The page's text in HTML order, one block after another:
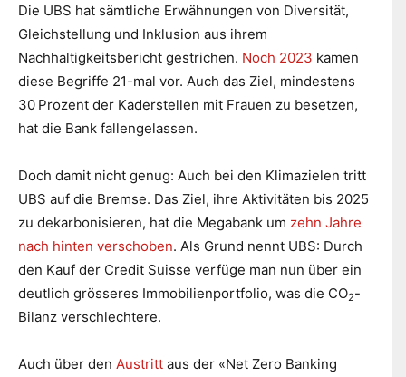
Die UBS hat sämtliche Erwähnungen von Diversität,
Gleichstellung und Inklusion aus ihrem
Nachhaltigkeitsbericht gestrichen. Noch 2023 kamen
diese Begriffe 21-mal vor. Auch das Ziel, mindestens
30 Prozent der Kaderstellen mit Frauen zu besetzen,
hat die Bank fallengelassen.
Doch damit nicht genug: Auch bei den Klimazielen tritt
UBS auf die Bremse. Das Ziel, ihre Aktivitäten bis 2025
zu dekarbonisieren, hat die Megabank um zehn Jahre
nach hinten verschoben. Als Grund nennt UBS: Durch
den Kauf der Credit Suisse verfüge man nun über ein
deutlich grösseres Immobilienportfolio, was die CO2-
Bilanz verschlechtere.
Auch über den Austritt aus der «Net Zero Banking